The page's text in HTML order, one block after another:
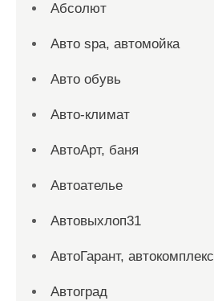
Абсолют
Авто spa, автомойка
Авто обувь
Авто-климат
АвтоАрт, баня
Автоателье
Автовыхлоп31
АвтоГарант, автокомплекс
Автоград